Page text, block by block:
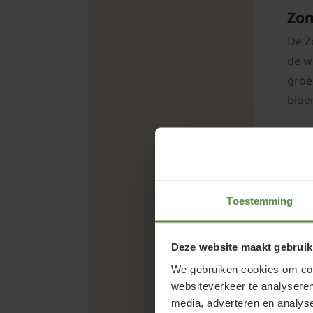
Toestemming
Deze website maakt
We gebruiken cookies om
websiteverkeer te
media, adverteren en
De
de
dat
Is